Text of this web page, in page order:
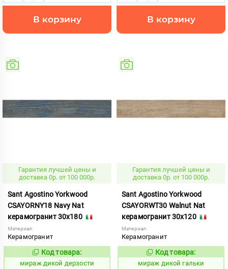
В корзину В корзину
Гарантия лучшей цены и
доставка 0р. от 100 000р.
Sant Agostino Yorkwood
CSAYORNY18 Navy Nat
керамогранит 30x180
Материал:
Керамогранит
987520
Код товара:
мираж дикой дерзости
Гарантия лучшей цены и
доставка 0р. от 100 000р.
Sant Agostino Yorkwood
CSAYORWT30 Walnut Nat
керамогранит 30x120
Материал:
Керамогранит
987515
Код товара:
мираж дикой гальки